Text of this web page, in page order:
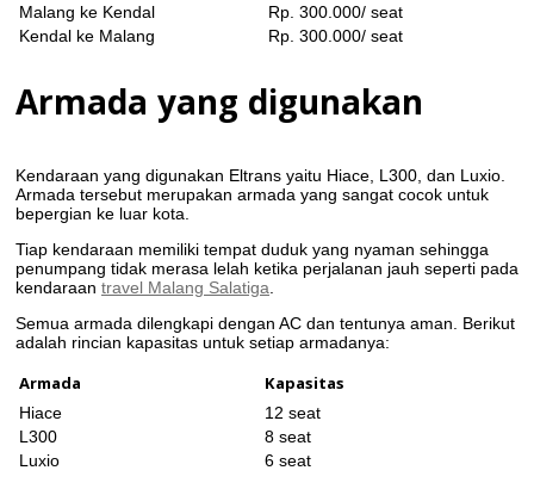
Malang ke Kendal
Rp. 300.000/ seat
Kendal ke Malang
Rp. 300.000/ seat
Armada yang digunakan
Kendaraan yang digunakan Eltrans yaitu Hiace, L300, dan Luxio.
Armada tersebut merupakan armada yang sangat cocok untuk
bepergian ke luar kota.
Tiap kendaraan memiliki tempat duduk yang nyaman sehingga
penumpang tidak merasa lelah ketika perjalanan jauh seperti pada
kendaraan travel Malang Salatiga
Semua armada dilengkapi dengan AC dan tentunya aman. Berikut
adalah rincian kapasitas untuk setiap armadanya:
Armada Kapasitas
Hiace
12 seat
L300
8 seat
Luxio
6 seat